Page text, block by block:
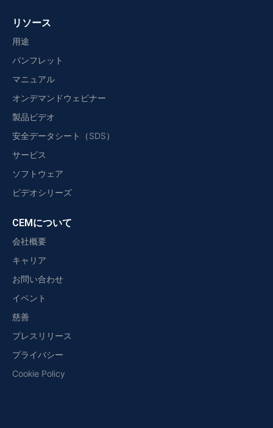
リソース
用途
パンフレット
マニュアル
オンデマンドウェビナー
製品ビデオ
安全データシート（SDS）
サービス
ソフトウェア
ビデオシリーズ
CEMについて
会社概要
キャリア
お問い合わせ
イベント
慈善
プレスリリース
プライバシー
Cookie Policy